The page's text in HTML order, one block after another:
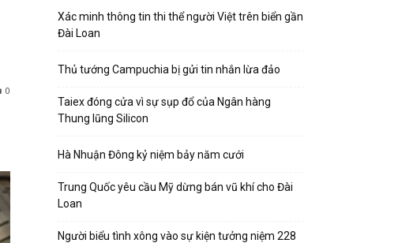
0
Xác minh thông tin thi thể người Việt trên biển gần
Đài Loan
Thủ tướng Campuchia bị gửi tin nhắn lừa đảo
Taiex đóng cửa vì sự sụp đổ của Ngân hàng
Thung lũng Silicon
Hà Nhuận Đông kỷ niệm bảy năm cưới
Trung Quốc yêu cầu Mỹ dừng bán vũ khí cho Đài
Loan
Người biểu tình xông vào sự kiện tưởng niệm 228